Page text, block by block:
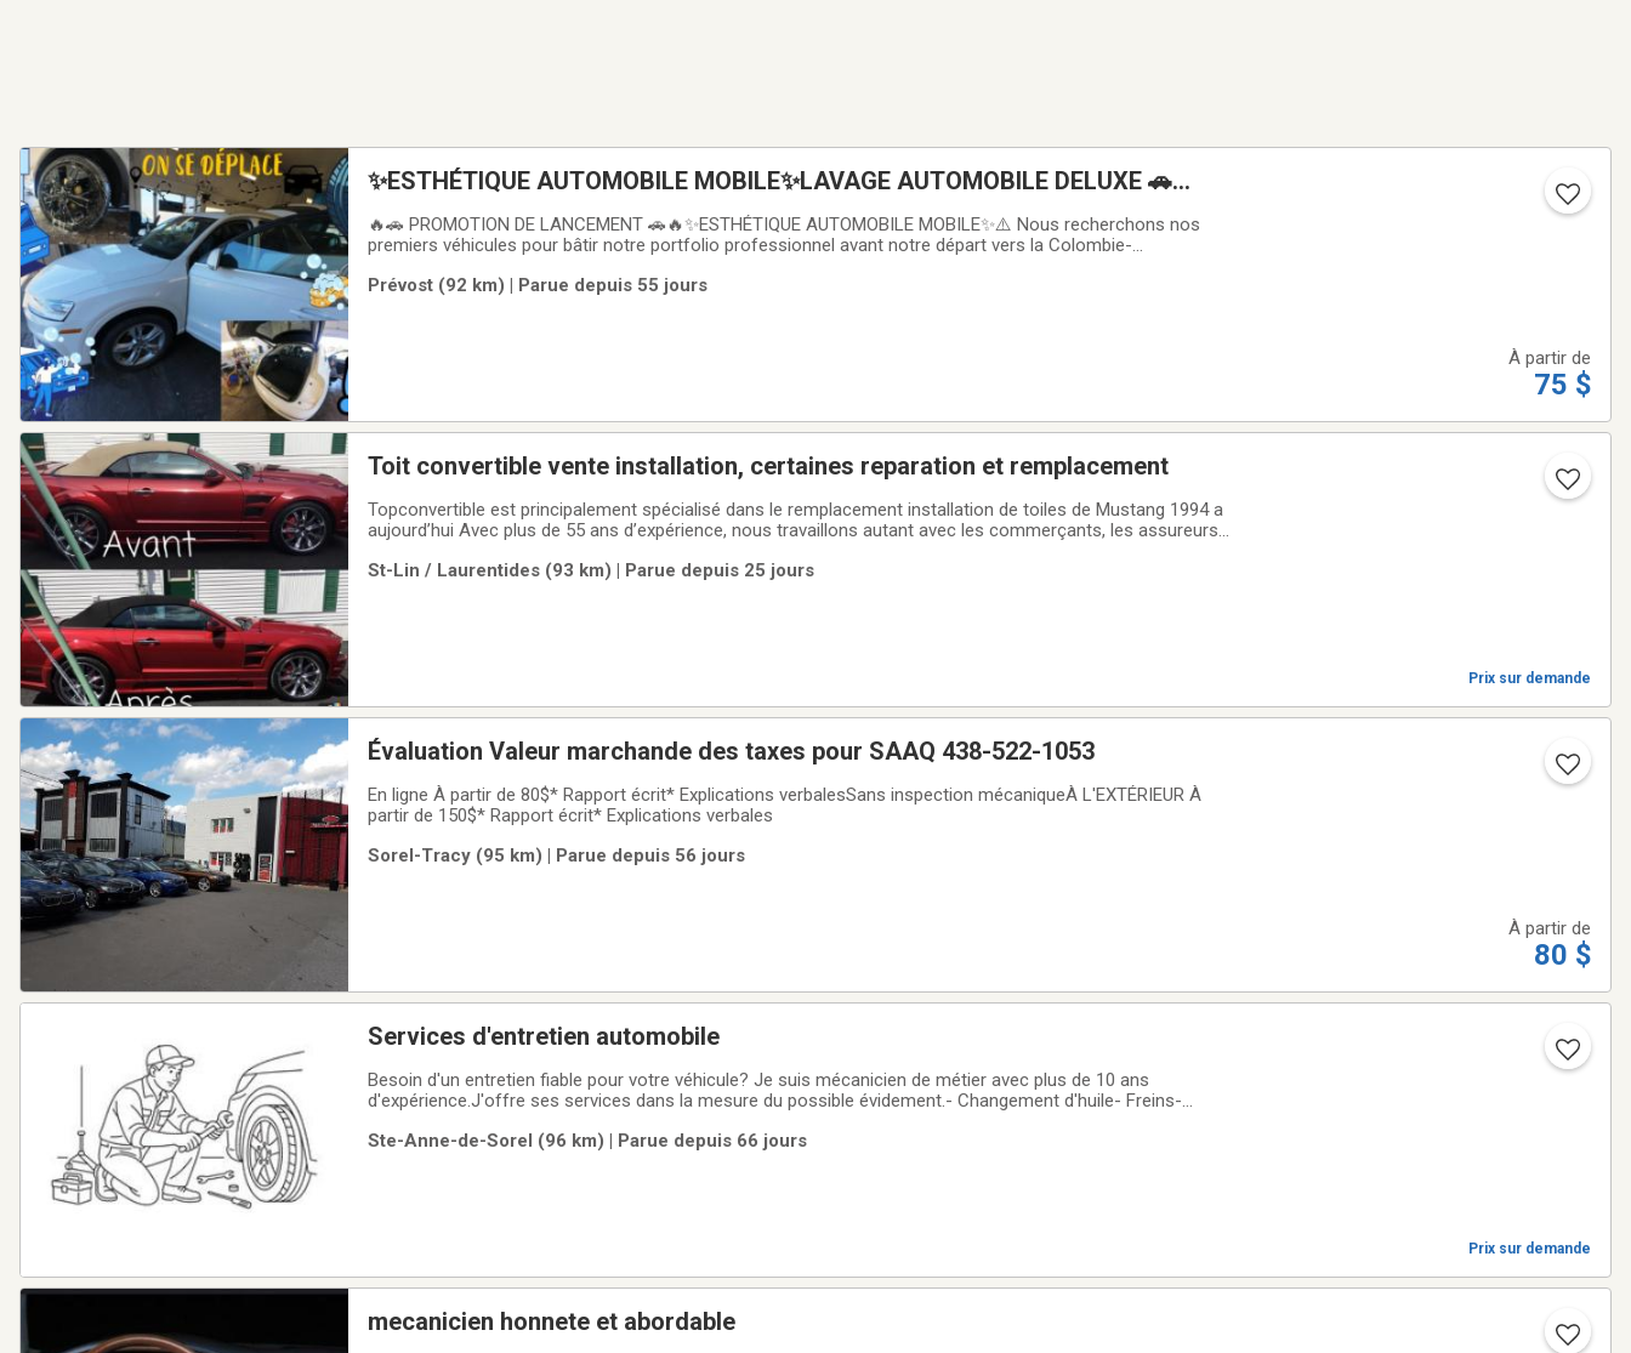
✨ESTHÉTIQUE AUTOMOBILE MOBILE✨LAVAGE AUTOMOBILE DELUXE 🚗
🔥🚗 PROMOTION DE LANCEMENT 🚗🔥✨ESTHÉTIQUE AUTOMOBILE MOBILE✨⚠️ Nous recherchons nos
premiers véhicules pour bâtir notre portfolio professionnel avant notre départ vers la Colombie-
qui réservent.Nous sommes deux passionnés ayant déjà travaillé
Prévost (92 km) | Parue depuis 55 jours
À partir de
75 $
Toit convertible vente installation, certaines reparation et remplacement
Topconvertible est principalement spécialisé dans le remplacement installation de toiles de Mustang 1994 a
aujourd’hui Avec plus de 55 ans d’expérience, nous travaillons autant avec les commerçants, les assureurs
l’original. Pour une
St-Lin / Laurentides (93 km) | Parue depuis 25 jours
Prix sur demande
Évaluation Valeur marchande des taxes pour SAAQ 438-522-1053
En ligne À partir de 80$* Rapport écrit* Explications verbalesSans inspection mécaniqueÀ L'EXTÉRIEUR À
partir de 150$* Rapport écrit* Explications verbales
Sorel-Tracy (95 km) | Parue depuis 56 jours
À partir de
80 $
Services d'entretien automobile
Besoin d'un entretien fiable pour votre véhicule? Je suis mécanicien de métier avec plus de 10 ans
d'expérience.J'offre ses services dans la mesure du possible évidement.- Changement d'huile- Freins-
mineures - Service rapide et travail
Ste-Anne-de-Sorel (96 km) | Parue depuis 66 jours
Prix sur demande
mecanicien honnete et abordable